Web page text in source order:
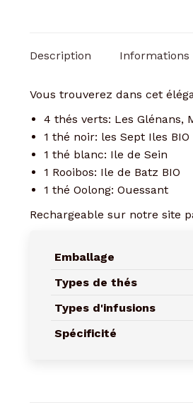
Description
Vous trouverez dans cet
4 thés verts: Les Glénans,
1 thé noir: les Sept Iles BIO
1 thé blanc: Ile de Sein
1 Rooibos: Ile de Batz BIO
1 thé Oolong: Ouessant
Rechargeable sur notre site
Emballage
Types de thés
Types d'infusions
Spécificité